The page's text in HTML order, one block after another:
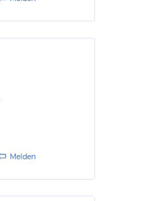
Melden